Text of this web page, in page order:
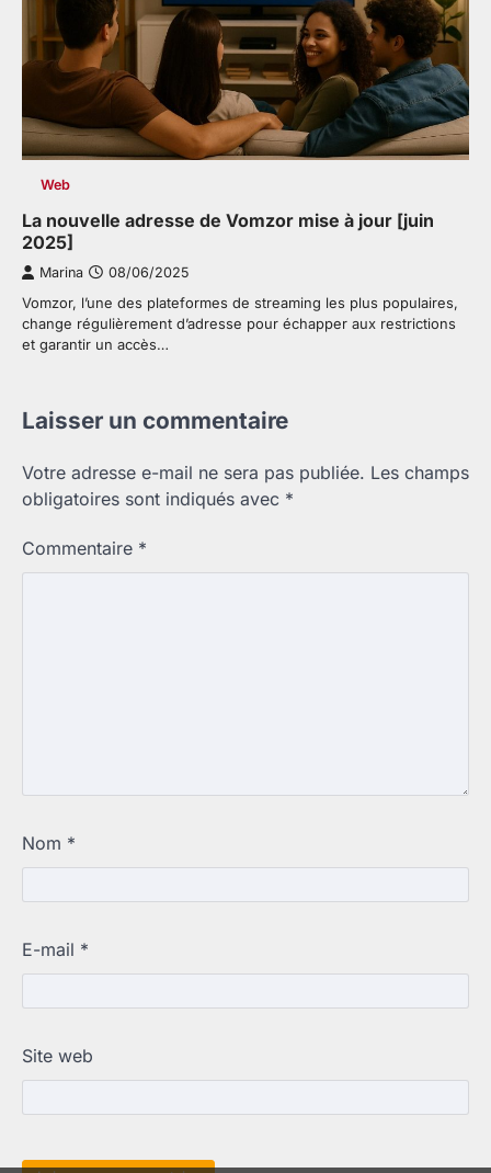
Web
La nouvelle adresse de Vomzor mise à jour [juin
2025]
Marina 08/06/2025
Vomzor, l’une des plateformes de streaming les plus populaires,
change régulièrement d’adresse pour échapper aux restrictions
et garantir un accès…
Laisser un commentaire
Votre adresse e-mail ne sera pas publiée. Les champs
obligatoires sont indiqués avec *
Commentaire *
Nom *
E-mail *
Site web